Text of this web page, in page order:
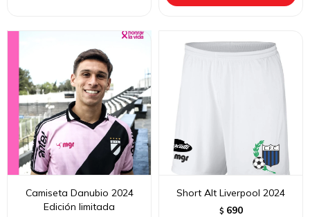
Camiseta Danubio 2024
Edición limitada
Short Alt Liverpool 2024
$ 690